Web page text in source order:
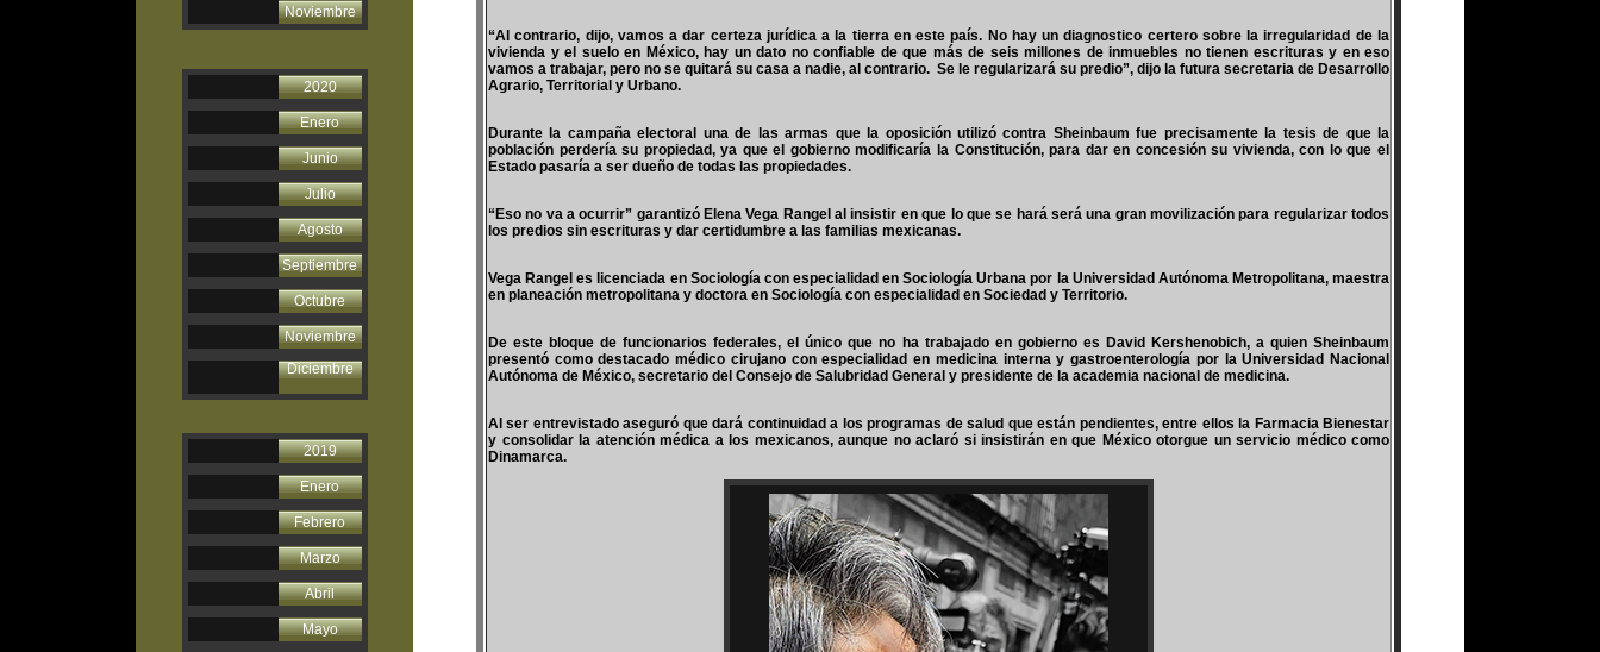
Noviembre
2020
Enero
Junio
Julio
Agosto
Septiembre
Octubre
Noviembre
Diciembre
2019
Enero
Febrero
Marzo
Abril
Mayo
“Al contrario, dijo, vamos a dar certeza jurídica a la tierra en este país. No hay un diagnostico certero sobre la irregularidad de la
vivienda y el suelo en México, hay un dato no confiable de que más de seis millones de inmuebles no tienen escrituras y en eso
vamos a trabajar, pero no se quitará su casa a nadie, al contrario. Se le regularizará su predio”, dijo la futura secretaria de Desarrollo
Agrario, Territorial y Urbano.
Durante la campaña electoral una de las armas que la oposición utilizó contra Sheinbaum fue precisamente la tesis de que la
población perdería su propiedad, ya que el gobierno modificaría la Constitución, para dar en concesión su vivienda, con lo que el
Estado pasaría a ser dueño de todas las propiedades.
“Eso no va a ocurrir” garantizó Elena Vega Rangel al insistir en que lo que se hará será una gran movilización para regularizar todos
los predios sin escrituras y dar certidumbre a las familias mexicanas.
Vega Rangel es licenciada en Sociología con especialidad en Sociología Urbana por la Universidad Autónoma Metropolitana, maestra
en planeación metropolitana y doctora en Sociología con especialidad en Sociedad y Territorio.
De este bloque de funcionarios federales, el único que no ha trabajado en gobierno es David Kershenobich, a quien Sheinbaum
presentó como destacado médico cirujano con especialidad en medicina interna y gastroenterología por la Universidad Nacional
Autónoma de México, secretario del Consejo de Salubridad General y presidente de la academia nacional de medicina.
Al ser entrevistado aseguró que dará continuidad a los programas de salud que están pendientes, entre ellos la Farmacia Bienestar
y consolidar la atención médica a los mexicanos, aunque no aclaró si insistirán en que México otorgue un servicio médico como
Dinamarca.